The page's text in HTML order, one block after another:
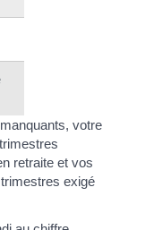
votre
retraite et vos
exigé